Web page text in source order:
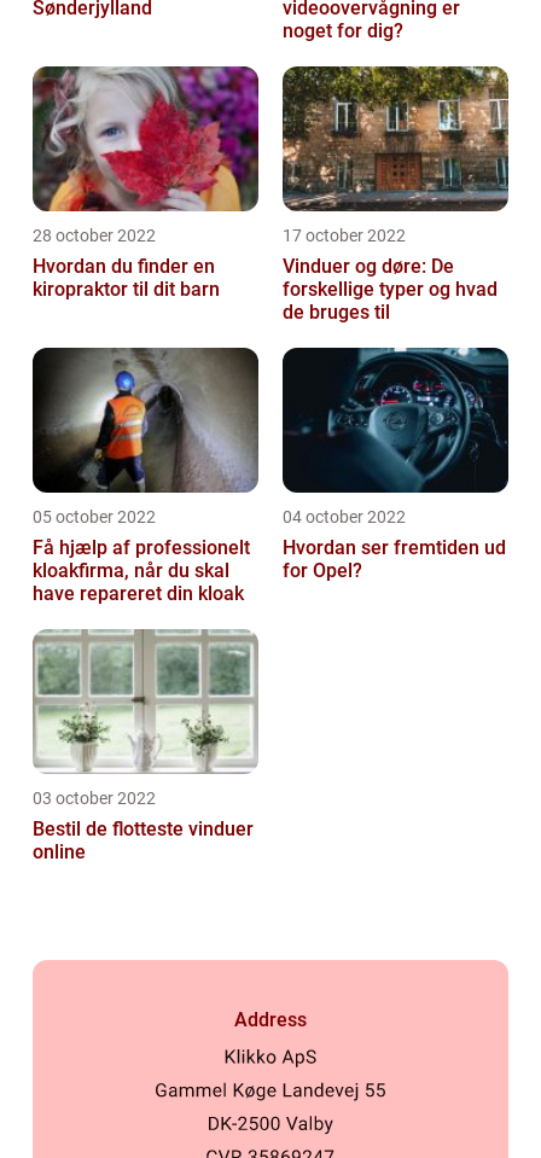
Sønderjylland
videoovervågning er
noget for dig?
28 october 2022
Hvordan du finder en
kiropraktor til dit barn
17 october 2022
Vinduer og døre: De
forskellige typer og hvad
de bruges til
05 october 2022
Få hjælp af professionelt
kloakfirma, når du skal
have repareret din kloak
04 october 2022
Hvordan ser fremtiden ud
for Opel?
03 october 2022
Bestil de flotteste vinduer
online
Address